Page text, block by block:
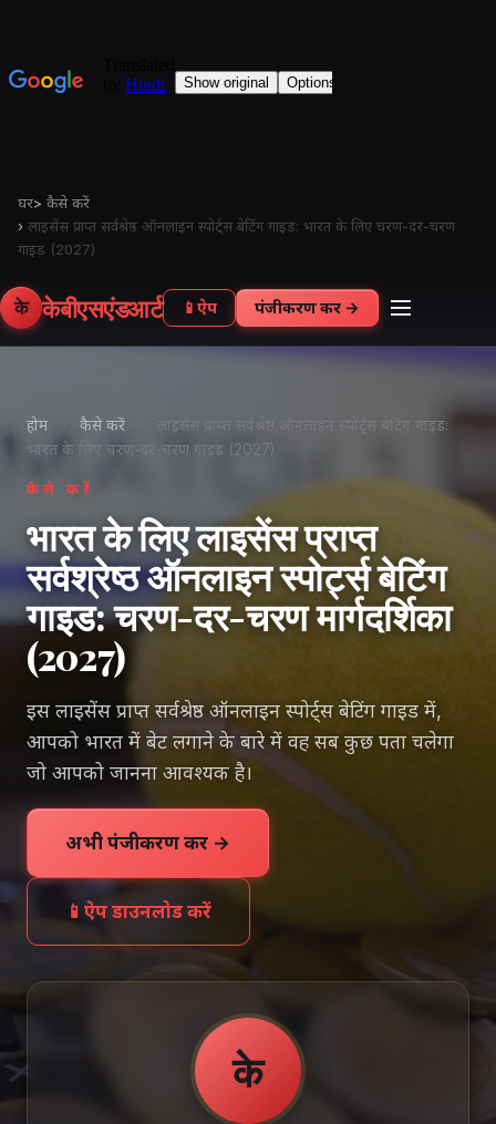
घर> कैसे करें
› लाइसेंस प्राप्त सर्वश्रेष्ठ ऑनलाइन स्पोर्ट्स बेटिंग गाइड: भारत के लिए चरण-दर-चरण
गाइड (2027)
के केबीएसएंडआर्ट 📱 ऐप पंजीकरण करें →
होम कैसे करें
लाइसेंस प्राप्त सर्वश्रेष्ठ ऑनलाइन स्पोर्ट्स बेटिंग गाइड:
भारत के लिए चरण-दर-चरण गाइड (2027)
कैसे करें
भारत के लिए लाइसेंस प्राप्त
सर्वश्रेष्ठ ऑनलाइन स्पोर्ट्स बेटिंग
गाइड: चरण-दर-चरण मार्गदर्शिका
(2027)
इस लाइसेंस प्राप्त सर्वश्रेष्ठ ऑनलाइन स्पोर्ट्स बेटिंग गाइड में,
आपको भारत में बेट लगाने के बारे में वह सब कुछ पता चलेगा
जो आपको जानना आवश्यक है।
अभी पंजीकरण करें →
📱 ऐप डाउनलोड करें
के